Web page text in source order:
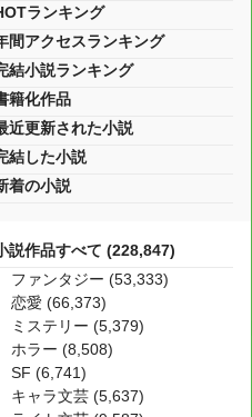
ランキング
間アクセスランキング
結小説ランキング
籍化作品
近更新された小説
結した小説
着の小説
説作品すべて (228,847)
ファンタジー (53,333)
恋愛 (66,373)
ミステリー (5,379)
ホラー (8,508)
SF (6,741)
キャラ文芸 (5,637)